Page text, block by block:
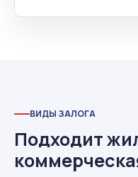
ВИДЫ ЗАЛОГА
Подходит